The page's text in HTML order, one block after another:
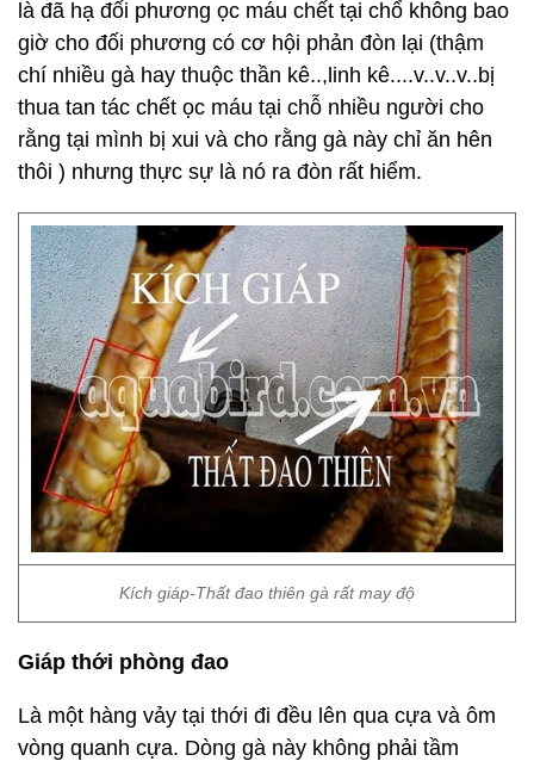
là đã hạ đối phương ọc máu chết tại chổ không bao
giờ cho đối phương có cơ hội phản đòn lại (thậm
chí nhiều gà hay thuộc thần kê..,linh kê....v..v..v..bị
thua tan tác chết ọc máu tại chỗ nhiều người cho
rằng tại mình bị xui và cho rằng gà này chỉ ăn hên
thôi ) nhưng thực sự là nó ra đòn rất hiểm.
Kích giáp-Thất đao thiên gà rất may độ
Giáp thới phòng đao
Là một hàng vảy tại thới đi đều lên qua cựa và ôm
vòng quanh cựa. Dòng gà này không phải tầm